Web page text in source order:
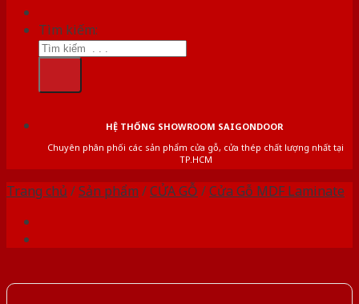
Tìm kiếm:
HỆ THỐNG SHOWROOM SAIGONDOOR
Chuyên phân phối các sản phẩm cửa gỗ, cửa thép chất lượng nhất tại
TP.HCM
Trang chủ /Sản phẩm /CỬA GỖ /Cửa Gỗ MDF Laminate